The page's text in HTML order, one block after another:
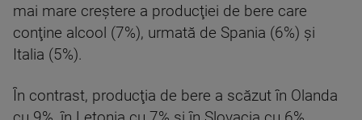
mai mare creştere a producţiei de bere care
conţine alcool (7%), urmată de Spania (6%) şi
Italia (5%).
În contrast, producţia de bere a scăzut în Olanda